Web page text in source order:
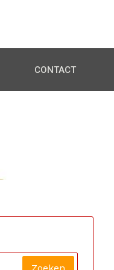
CONTACT